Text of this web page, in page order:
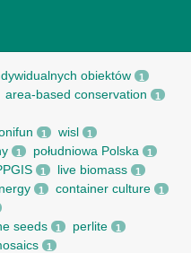
obiektów 1
area-based conservation 1
1 wisl 1
1 południowa Polska 1
1 live biomass 1
1 container culture 1
seeds 1 perlite 1
1